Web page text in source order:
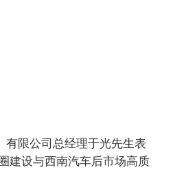
有限公司总经理于光先生表
建设与西南汽车后市场高质